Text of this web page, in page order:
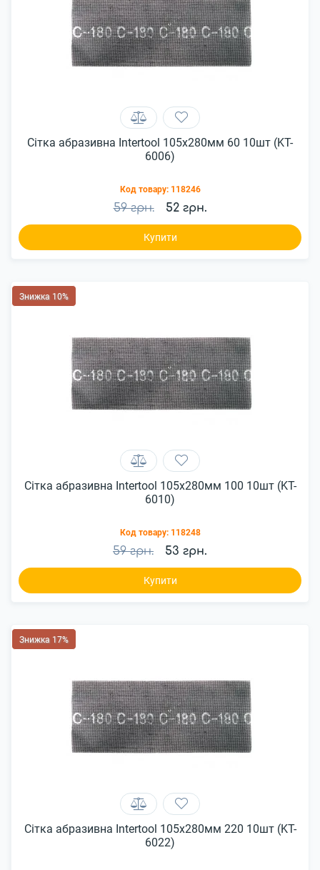
Сітка абразивна Intertool 105х280мм 60 10шт (KT-
6006)
Код товару: 118246
59 грн. 52 грн.
Купити
Знижка 10%
Сітка абразивна Intertool 105х280мм 100 10шт (KT-
6010)
Код товару: 118248
59 грн. 53 грн.
Купити
Знижка 17%
Сітка абразивна Intertool 105х280мм 220 10шт (KT-
6022)